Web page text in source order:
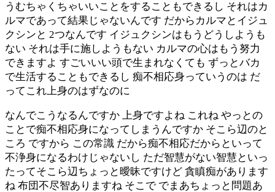
うむちゃくちゃいいことをすることもできるし それはカ
ルマであって結果じゃないんです だからカルマとイジュ
クシンと 2つなんです イジュクシンはもうどうしようも
ない それは手に施しようもない カルマの心はもう努力
できますよ すごいいい頭で生まれなくても ずっとバカ
で生活することもできるし 痴不相応身っていうのは だ
ってこれ上身のはずなのに
なんでこうなるんですか 上身ですよね これね やっとの
ことで痴不相応身になってしまうんですか そこら辺のと
ころ ですから この常識 だから痴不相応だからといって
不浄身になるわけじゃないし ただ智慧がない智慧といっ
たってそこら辺ちょっと曖昧ですけど 貪瞋痴があります
ね 布団不尽智ありますね そこで でまあちょっと問題あ